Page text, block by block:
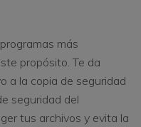
más
propósito. Te da
a la copia de seguridad
seguridad del
tus archivos y evita la